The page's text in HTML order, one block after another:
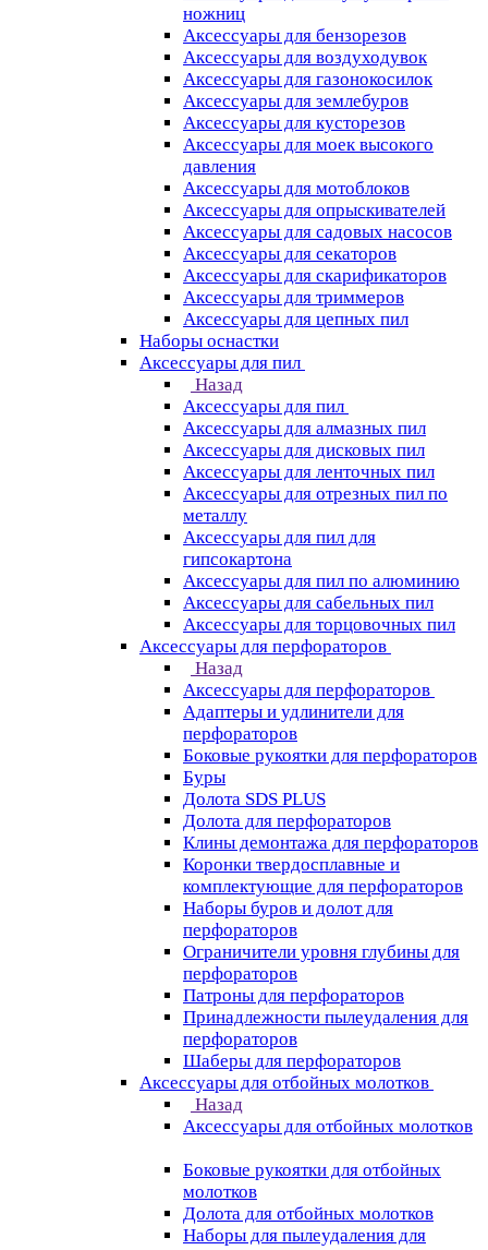
ножниц
Аксессуары для бензорезов
Аксессуары для воздуходувок
Аксессуары для газонокосилок
Аксессуары для землебуров
Аксессуары для кусторезов
Аксессуары для моек высокого
давления
Аксессуары для мотоблоков
Аксессуары для опрыскивателей
Аксессуары для садовых насосов
Аксессуары для секаторов
Аксессуары для скарификаторов
Аксессуары для триммеров
Аксессуары для цепных пил
Наборы оснастки
Аксессуары для пил
Назад
Аксессуары для пил
Аксессуары для алмазных пил
Аксессуары для дисковых пил
Аксессуары для ленточных пил
Аксессуары для отрезных пил по
металлу
Аксессуары для пил для
гипсокартона
Аксессуары для пил по алюминию
Аксессуары для сабельных пил
Аксессуары для торцовочных пил
Аксессуары для перфораторов
Назад
Аксессуары для перфораторов
Адаптеры и удлинители для
перфораторов
Боковые рукоятки для перфораторов
Буры
Долота SDS PLUS
Долота для перфораторов
Клины демонтажа для перфораторов
Коронки твердосплавные и
комплектующие для перфораторов
Наборы буров и долот для
перфораторов
Ограничители уровня глубины для
перфораторов
Патроны для перфораторов
Принадлежности пылеудаления для
перфораторов
Шаберы для перфораторов
Аксессуары для отбойных молотков
Назад
Аксессуары для отбойных молотков
Боковые рукоятки для отбойных
молотков
Долота для отбойных молотков
Наборы для пылеудаления для